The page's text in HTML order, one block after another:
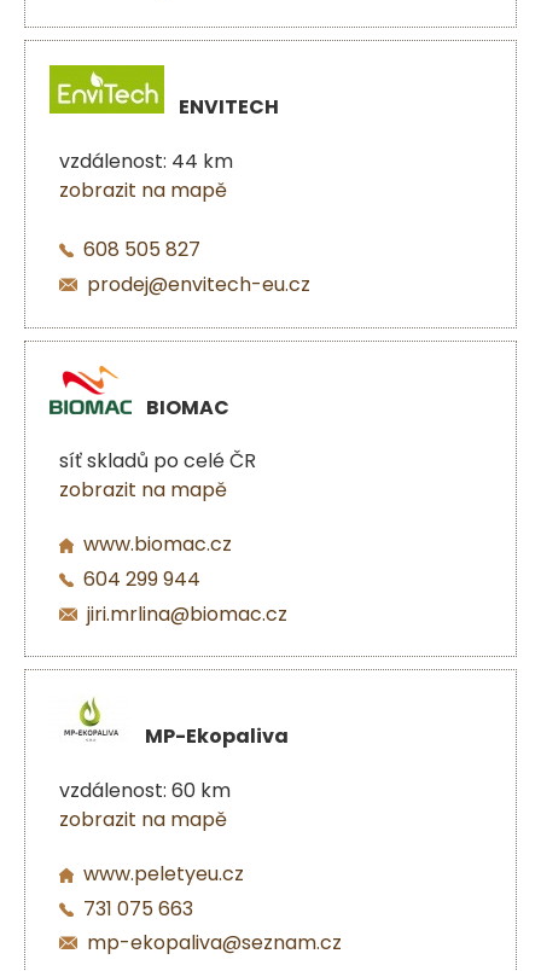
ENVITECH
vzdálenost: 44 km
zobrazit na mapě
608 505 827
prodej@envitech-eu.cz
BIOMAC
síť skladů po celé ČR
zobrazit na mapě
www.biomac.cz
604 299 944
jiri.mrlina@biomac.cz
MP-Ekopaliva
vzdálenost: 60 km
zobrazit na mapě
www.peletyeu.cz
731 075 663
mp-ekopaliva@seznam.cz